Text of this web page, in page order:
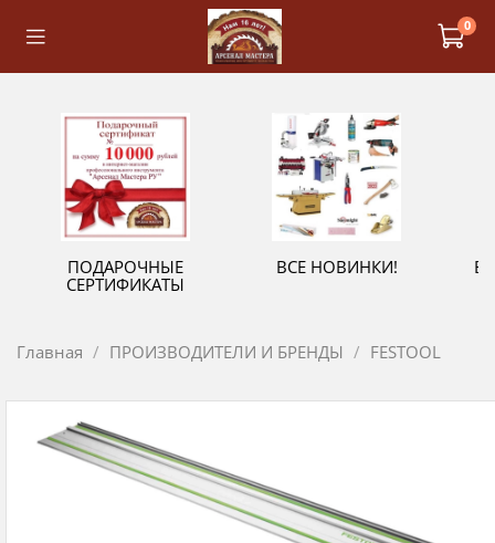
0
ПОДАРОЧНЫЕ
СЕРТИФИКАТЫ
ВСЕ НОВИНКИ!
Главная ПРОИЗВОДИТЕЛИ И БРЕНДЫ FESTOOL